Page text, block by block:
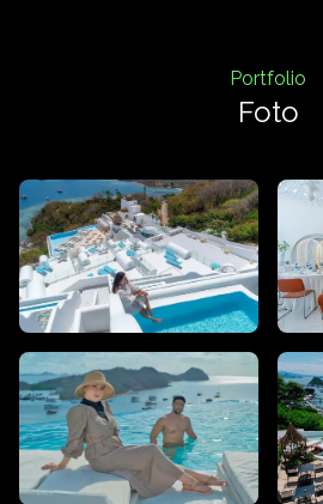
Portfolio
Foto